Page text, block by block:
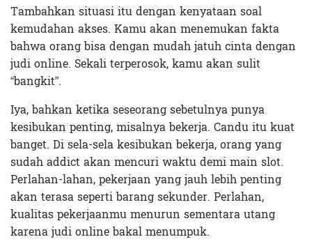
Tambahkan situasi itu dengan kenyataan soal
kemudahan akses. Kamu akan menemukan fakta
bahwa orang bisa dengan mudah jatuh cinta dengan
judi online. Sekali terperosok, kamu akan sulit
“bangkit”.
Iya, bahkan ketika seseorang sebetulnya punya
kesibukan penting, misalnya bekerja. Candu itu kuat
banget. Di sela-sela kesibukan bekerja, orang yang
sudah addict akan mencuri waktu demi main slot.
Perlahan-lahan, pekerjaan yang jauh lebih penting
akan terasa seperti barang sekunder. Perlahan,
kualitas pekerjaanmu menurun sementara utang
karena judi online bakal menumpuk.